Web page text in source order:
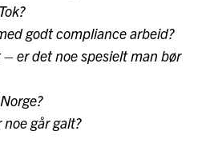
godt compliance arbeid?
er det noe spesielt man bør
går galt?